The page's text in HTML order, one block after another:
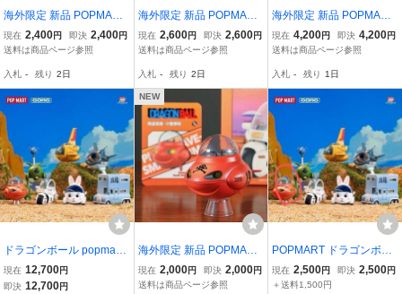
海外限定 新品 POPMART
ドラゴンボール レッドリ
ボン ブルー将軍 飛行機
ボックス フィギュア ALL
OY VEHICLES
現在 2,400円 即決 2,400円
送料は商品ページ参照
入札 - 残り 2日
海外限定 新品 POPMART
ドラゴンボール 兎人参化
車 ポップマート 乗り物
ギュア ALLOY VEHICLE
S
現在 2,600円 即決 2,600円
送料は商品ページ参照
入札 - 残り 2日
海外限定 新品 POPMART
ドラゴンボール No.115飛
行機 ポップマート 乗り物
ギュア ALLOY VEHICLE
S
現在 4,200円 即決 4,200円
送料は商品ページ参照
入札 - 残り 1日
ドラゴンボール popmart
フィギュア 新品未開
封 BOX 6箱入り 乗り物
現在 12,700円
即決 12,700円
NEW
海外限定 新品 POPMART
ドラゴンボール 海賊の小
型潜水艇 ポップマート 乗
現在 2,000円 即決 2,000円
送料は商品ページ参照
POPMART ドラゴンボー
ル 乗り物 フィギュア A
LLOY VEHICLE 海賊潜水
現在 2,500円 即決 2,500円
＋送料1,500円